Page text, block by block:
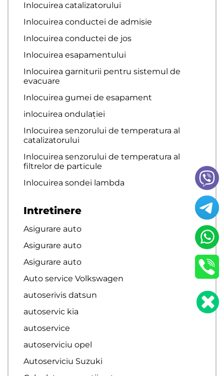
Inlocuirea catalizatorului
Inlocuirea conductei de admisie
Inlocuirea conductei de jos
Inlocuirea esapamentului
Inlocuirea garniturii pentru sistemul de
evacuare
Inlocuirea gumei de esapament
inlocuirea ondulației
Inlocuirea senzorului de temperatura al
catalizatorului
Inlocuirea senzorului de temperatura al
filtrelor de particule
Inlocuirea sondei lambda
Intretinere
Asigurare auto
Asigurare auto
Asigurare auto
Auto service Volkswagen
autoserivis datsun
autoservic kia
autoservice
autoserviciu opel
Autoserviciu Suzuki